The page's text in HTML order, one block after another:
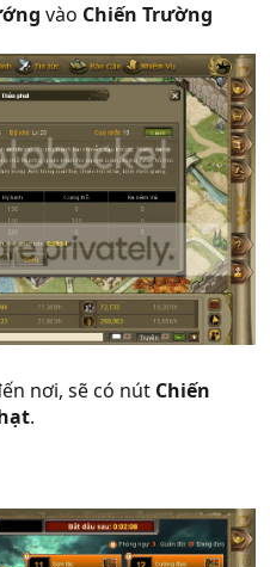
vào Chiến Trường
nơi, sẽ có nút Chiến
.